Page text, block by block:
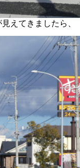
えてきましたら、